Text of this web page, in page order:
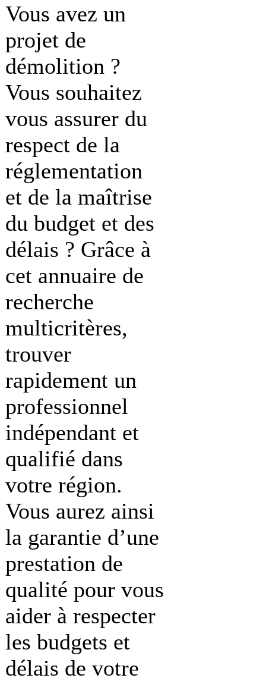
Vous avez un
projet de
démolition ?
Vous souhaitez
vous assurer du
respect de la
réglementation
et de la maîtrise
du budget et des
délais ? Grâce à
cet annuaire de
recherche
multicritères,
trouver
rapidement un
professionnel
indépendant et
qualifié dans
votre région.
Vous aurez ainsi
la garantie d’une
prestation de
qualité pour vous
aider à respecter
les budgets et
délais de votre